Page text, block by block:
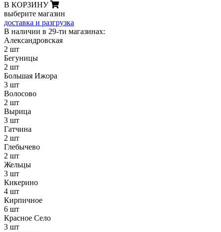
В КОРЗИНУ
выберите магазин
доставка и разгрузка
В наличии в 29-ти магазинах:
Александровская
2 шт
Бегуницы
2 шт
Большая Ижора
3 шт
Волосово
2 шт
Вырица
3 шт
Гатчина
2 шт
Глебычево
2 шт
Жельцы
3 шт
Кикерино
4 шт
Кирпичное
6 шт
Красное Село
3 шт